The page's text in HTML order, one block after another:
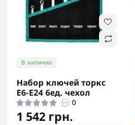
В наличии
Набор ключей торкс
Е6-Е24 6ед. чехол
0
1 542 грн.